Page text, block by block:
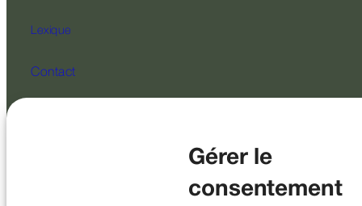
Gérer le
consentement
Lexique
Contact